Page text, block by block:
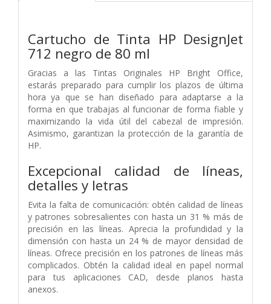
Cartucho de Tinta HP DesignJet
712 negro de 80 ml
Gracias a las Tintas Originales HP Bright Office,
estarás preparado para cumplir los plazos de última
hora ya que se han diseñado para adaptarse a la
forma en que trabajas al funcionar de forma fiable y
maximizando la vida útil del cabezal de impresión.
Asimismo, garantizan la protección de la garantía de
HP.
Excepcional calidad de líneas,
detalles y letras
Evita la falta de comunicación: obtén calidad de líneas
y patrones sobresalientes con hasta un 31 % más de
precisión en las líneas. Aprecia la profundidad y la
dimensión con hasta un 24 % de mayor densidad de
líneas. Ofrece precisión en los patrones de líneas más
complicados. Obtén la calidad ideal en papel normal
para tus aplicaciones CAD, desde planos hasta
anexos.